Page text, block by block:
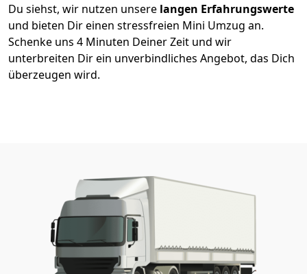
Du siehst, wir nutzen unsere langen Erfahrungswerte
und bieten Dir einen stressfreien Mini Umzug an.
Schenke uns 4 Minuten Deiner Zeit und wir
unterbreiten Dir ein unverbindliches Angebot, das Dich
überzeugen wird.